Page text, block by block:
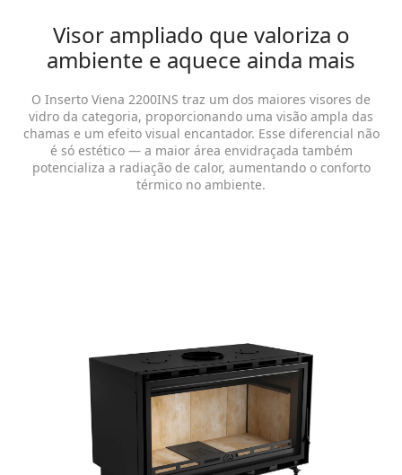
Visor ampliado que valoriza o
ambiente e aquece ainda mais
O Inserto Viena 2200INS traz um dos maiores visores de
vidro da categoria, proporcionando uma visão ampla das
chamas e um efeito visual encantador. Esse diferencial não
é só estético — a maior área envidraçada também
potencializa a radiação de calor, aumentando o conforto
térmico no ambiente.